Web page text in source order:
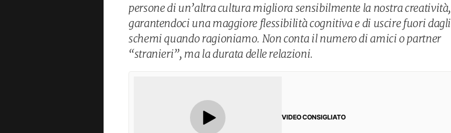
persone di un’altra cultura migliora sensibilmente la nostra creatività,
garantendoci una maggiore flessibilità cognitiva e di uscire fuori dagli
schemi quando ragioniamo. Non conta il numero di amici o partner
“stranieri”, ma la durata delle relazioni.
VIDEO CONSIGLIATO